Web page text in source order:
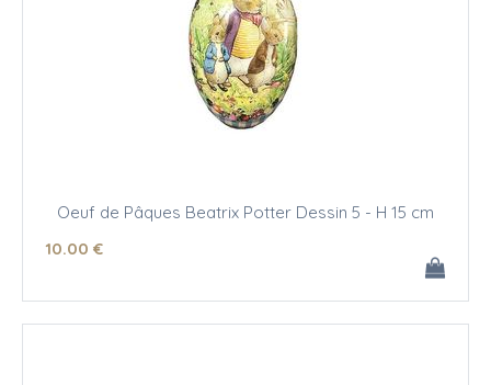
Oeuf de Pâques Beatrix Potter Dessin 5 - H 15 cm
10.00 €